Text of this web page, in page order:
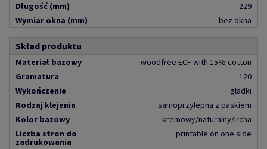
Długość (mm)
229
Wymiar okna (mm)
bez okna
Skład produktu
Materiał bazowy
woodfree ECF with 15% cotton
Gramatura
120
Wykończenie
gładki
Rodzaj klejenia
samoprzylepna z paskiem
Kolor bazowy
kremowy/naturalny/ircha
Liczba stron do
zadrukowania
printable on one side